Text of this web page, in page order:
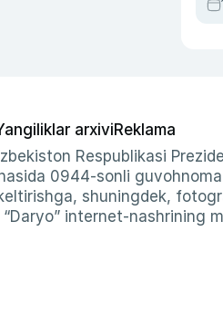
arxiviReklama
Respublikasi
0944-sonli
shuningdek,
internet-nashrining